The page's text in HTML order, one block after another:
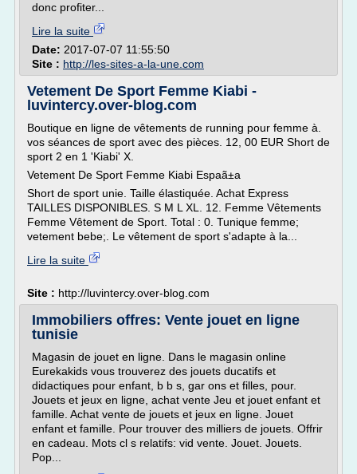
donc profiter...
Lire la suite
Date: 2017-07-07 11:55:50
Site : http://les-sites-a-la-une.com
Vetement De Sport Femme Kiabi -
luvintercy.over-blog.com
Boutique en ligne de vêtements de running pour femme à.
vos séances de sport avec des pièces. 12, 00 EUR Short de
sport 2 en 1 'Kiabi' X.
Vetement De Sport Femme Kiabi Espaã±a
Short de sport unie. Taille élastiquée. Achat Express
TAILLES DISPONIBLES. S M L XL. 12. Femme Vêtements
Femme Vêtement de Sport. Total : 0. Tunique femme;
vetement bebe;. Le vêtement de sport s'adapte à la...
Lire la suite
Site : http://luvintercy.over-blog.com
Immobiliers offres: Vente jouet en ligne
tunisie
Magasin de jouet en ligne. Dans le magasin online
Eurekakids vous trouverez des jouets ducatifs et
didactiques pour enfant, b b s, gar ons et filles, pour.
Jouets et jeux en ligne, achat vente Jeu et jouet enfant et
famille. Achat vente de jouets et jeux en ligne. Jouet
enfant et famille. Pour trouver des milliers de jouets. Offrir
en cadeau. Mots cl s relatifs: vid vente. Jouet. Jouets.
Pop...